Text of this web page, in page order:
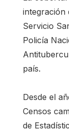
integración
Servicio
Policía
país.
Desde el
Censos
de